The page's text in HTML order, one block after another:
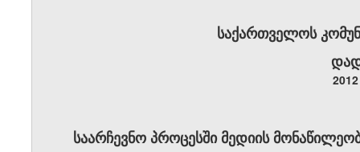
საქართველოს
საარჩევნო პროცესში მედიის